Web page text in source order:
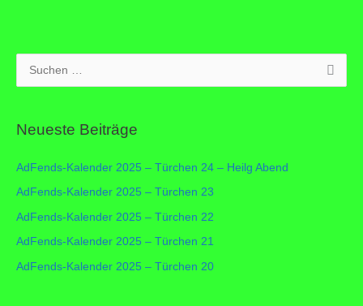
u
h
n
n
a
c
h
Neueste Beiträge
AdFends-Kalender 2025 – Türchen 24 – Heilg Abend
AdFends-Kalender 2025 – Türchen 23
AdFends-Kalender 2025 – Türchen 22
AdFends-Kalender 2025 – Türchen 21
AdFends-Kalender 2025 – Türchen 20